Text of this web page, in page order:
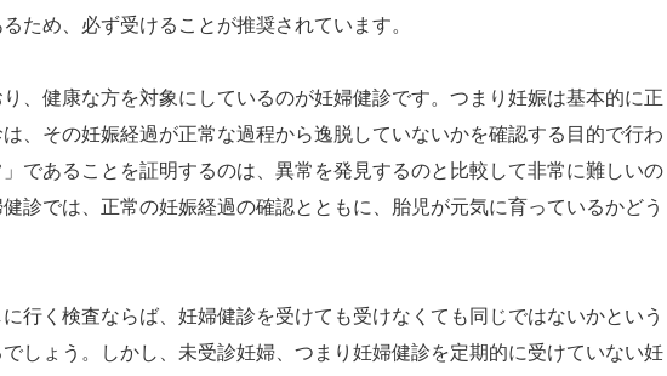
ため、必ず受けることが推奨されています。
り、健康な方を対象にしているのが妊婦健診です。つまり妊娠は基本的に正
、その妊娠経過が正常な過程から逸脱していないかを確認する目的で行わ
であることを証明するのは、異常を発見するのと比較して非常に難しいの
診では、正常の妊娠経過の確認とともに、胎児が元気に育っているかどう
行く検査ならば、妊婦健診を受けても受けなくても同じではないかという
しょう。しかし、未受診妊婦、つまり妊婦健診を定期的に受けていない妊